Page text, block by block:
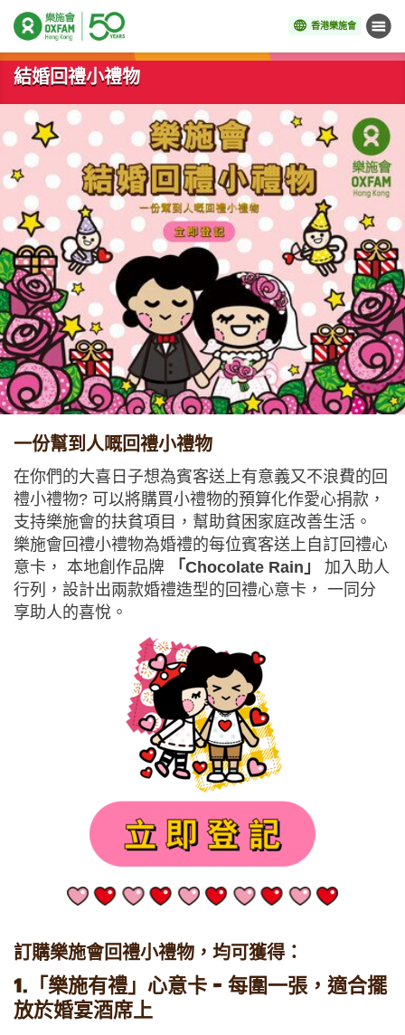
香港樂施會 目錄
開始主要內容
結婚回禮小禮物
一份幫到人嘅回禮小禮物
在你們的大喜日子想為賓客送上有意義又不浪費的回
禮小禮物? 可以將購買小禮物的預算化作愛心捐款，
支持樂施會的扶貧項目，幫助貧困家庭改善生活。
樂施會回禮小禮物為婚禮的每位賓客送上自訂回禮心
意卡， 本地創作品牌
「Chocolate Rain」
加入助人
行列，設計出兩款婚禮造型的回禮心意卡， 一同分
享助人的喜悅。
訂購樂施會回禮小禮物，均可獲得：
1.「樂施有禮」心意卡 - 每圍一張，適合擺
放於婚宴酒席上